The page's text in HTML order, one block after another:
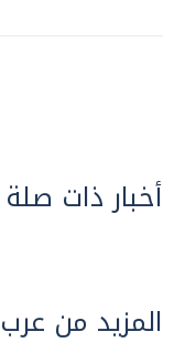
أخبار ذات صلة
المزيد من